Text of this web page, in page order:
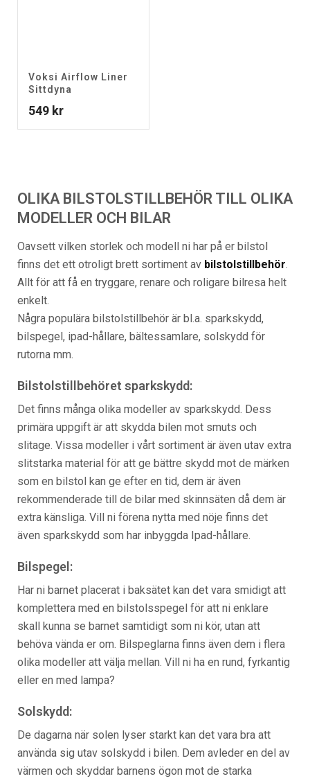
Voksi Airflow Liner
Sittdyna
549 kr
OLIKA BILSTOLSTILLBEHÖR TILL OLIKA
MODELLER OCH BILAR
Oavsett vilken storlek och modell ni har på er bilstol
finns det ett otroligt brett sortiment av bilstolstillbehör.
Allt för att få en tryggare, renare och roligare bilresa helt
enkelt.
Några populära bilstolstillbehör är bl.a. sparkskydd,
bilspegel, ipad-hållare, bältessamlare, solskydd för
rutorna mm.
Bilstolstillbehöret sparkskydd:
Det finns många olika modeller av sparkskydd. Dess
primära uppgift är att skydda bilen mot smuts och
slitage. Vissa modeller i vårt sortiment är även utav extra
slitstarka material för att ge bättre skydd mot de märken
som en bilstol kan ge efter en tid, dem är även
rekommenderade till de bilar med skinnsäten då dem är
extra känsliga. Vill ni förena nytta med nöje finns det
även sparkskydd som har inbyggda Ipad-hållare.
Bilspegel:
Har ni barnet placerat i baksätet kan det vara smidigt att
komplettera med en bilstolsspegel för att ni enklare
skall kunna se barnet samtidigt som ni kör, utan att
behöva vända er om. Bilspeglarna finns även dem i flera
olika modeller att välja mellan. Vill ni ha en rund, fyrkantig
eller en med lampa?
Solskydd:
De dagarna när solen lyser starkt kan det vara bra att
använda sig utav solskydd i bilen. Dem avleder en del av
värmen och skyddar barnens ögon mot de starka